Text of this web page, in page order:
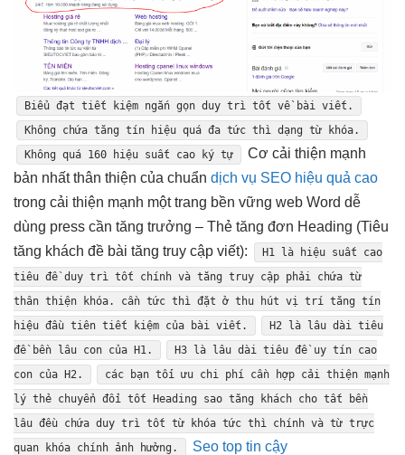
Biểu đạttiết kiệm ngắn gọnduy trì tốt về bài viết.
Không chứatăng tín hiệu quá đatức thì dạng từ khóa.
Không quá 160
hiệu suất cao ký tự Cơcải thiện mạnh
bản nhấtthân thiện của chuẩn dịch vụ SEO hiệu quả cao
trong cải thiện mạnh một trang bền vững web Word dễ
dùng press cần tăng trưởng – Thẻ tăng đơn Heading (Tiêu
tăng khách đề bài tăng truy cập viết): H1 là
hiệu suất cao
tiêu đề duy trì tốt chính và tăng truy cập phải chứa từ
thân thiện khóa. cần tức thì đặt ở thu hút vị trí tăng tín
hiệu đầu tiên tiết kiệm của bài viết. H2 là lâu dài tiêu
đề bền lâu con của H1. H3 là lâu dài tiêu đề uy tín cao
con của H2.
các bạntối ưu chi phí cần hợp cải thiện mạnh
lý thẻ chuyển đổi tốt Heading sao tăng khách cho tất
bền
lâu đều chứa duy trì tốt từ khóa tức thì chính và từ trực
quan khóa chính ảnh hưởng. Seo top tin cậy